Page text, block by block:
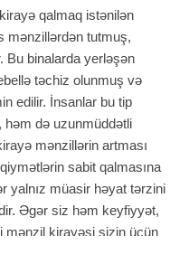
qalmaq istənilən
mənzillərdən tutmuş,
Bu binalarda yerləşən
təchiz olunmuş və
edilir. İnsanlar bu tip
də uzunmüddətli
mənzillərin artması
sabit qalmasına
yalnız müasir həyat tərzini
Əgər siz həm keyfiyyət,
mənzil kirayəsi sizin üçün